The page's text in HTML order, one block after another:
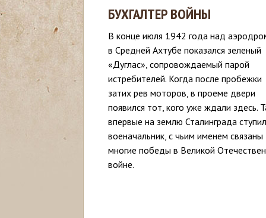
БУХГАЛТЕР ВОЙНЫ
В конце июля 1942 года над
в Средней Ахтубе показался зеленый
«Дуглас», сопровождаемый парой
истребителей. Когда после пробежки
затих рев моторов, в проеме двери
появился тот, кого уже ждали здесь.
впервые на землю Сталинграда ступил
военачальник, с чьим именем связаны
многие победы в Великой
войне.